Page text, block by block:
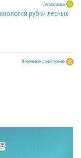
Лесозаготовка
рубки лесных
Деревянное домостроение